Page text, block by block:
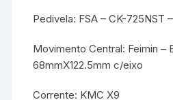
Pedivela: FSA – CK-725NST
Movimento Central: Feimin –
68mmX122.5mm c/eixo
Corrente: KMC X9